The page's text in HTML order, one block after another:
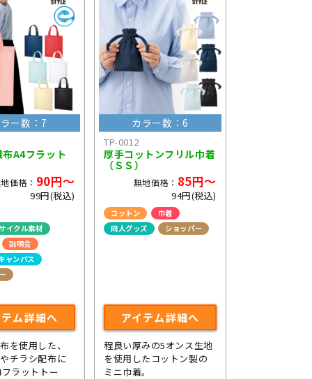
ー数：7
A4フラット
価格： 90円～
99円(税込)
イクル素材
説明会
ャンパス
ム詳細へ
を使用した、
チラシ配布に
ラットトー
カラー数：6
TP-0012
厚手コットンフリル巾着
（ＳＳ）
無地価格： 85円～
94円(税込)
コットン
巾着
同人グッズ
ショッパー
アイテム詳細へ
程良い厚みの5オンス生地
を使用したコットン製の
ミニ巾着。